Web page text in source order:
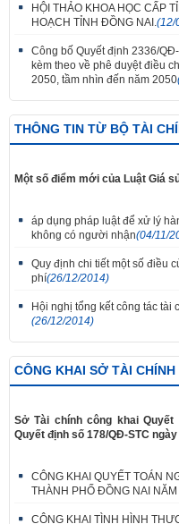
HỘI THẢO KHOA HỌC CẤP
HOẠCH TỈNH ĐỒNG NAI. (12/
Công bố Quyết định 2336/
kèm theo về phê duyệt điều
2050, tầm nhìn đến năm 2050
THÔNG TIN TỪ BỘ TÀI
Một số điểm mới của Luật Giá
áp dụng pháp luật để xử lý
không có người nhận(04/11/
Quy định chi tiết một số điều
phí(26/12/2014)
Hội nghị tổng kết công tác tài
(26/12/2014)
CÔNG KHAI SỞ TÀI CHÍNH
Sở Tài chính công khai Quyết
Quyết định số 178/QĐ-STC
CÔNG KHAI QUYẾT TOÁN
THÀNH PHỐ ĐỒNG NAI
CÔNG KHAI TÌNH HÌNH